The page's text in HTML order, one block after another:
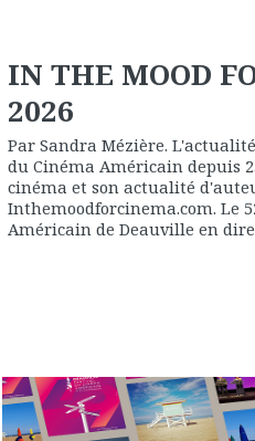
IN THE MOOD
2026
Par Sandra Mézière.
du Cinéma Américain depuis
cinéma et son actualité
Inthemoodforcinema.com. Le
Américain de Deauville en